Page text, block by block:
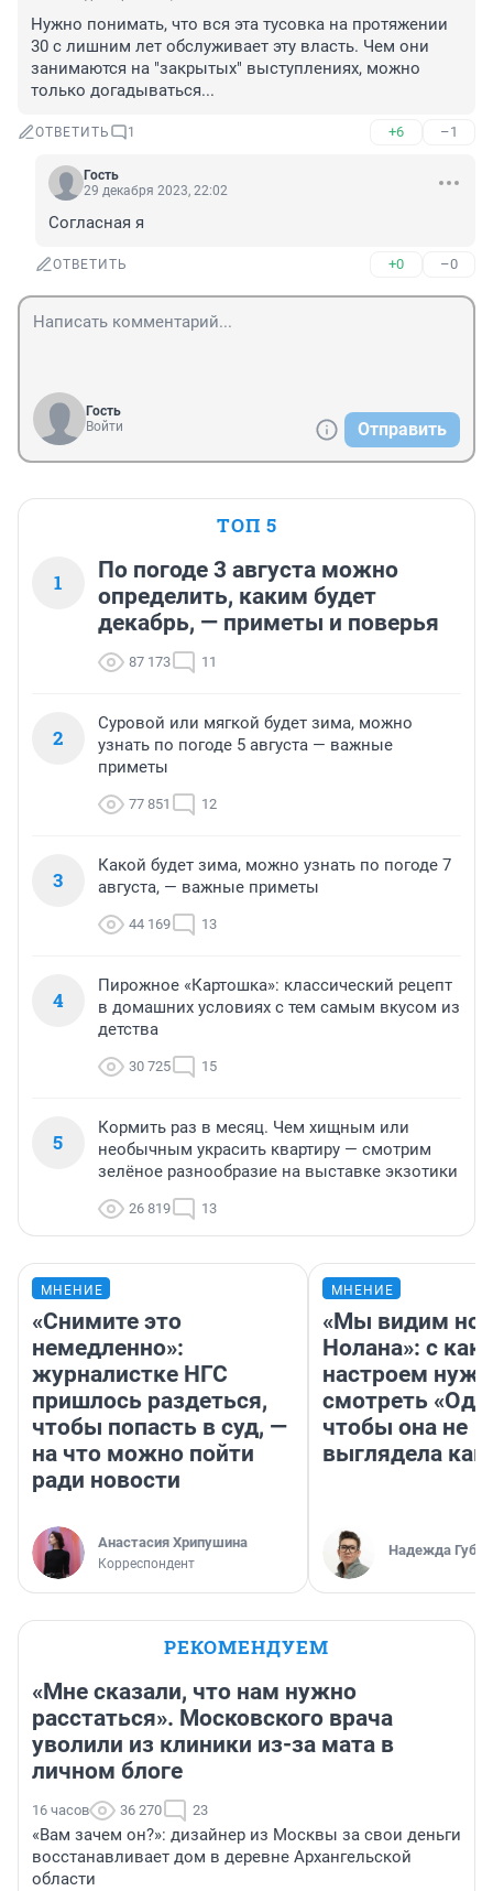
Нужно понимать, что вся эта тусовка на протяжении
30 с лишним лет обслуживает эту власть. Чем они
занимаются на "закрытых" выступлениях, можно
только догадываться...
ОТВЕТИТЬ 1 +6 –1
Гость
29 декабря 2023, 22:02
Согласная я
ОТВЕТИТЬ +0 –0
Гость
Войти
Отправить
ТОП 5
1
По погоде 3 августа можно
определить, каким будет
декабрь, — приметы и поверья
87 173 11
2
Суровой или мягкой будет зима, можно
узнать по погоде 5 августа — важные
приметы
77 851 12
3
Какой будет зима, можно узнать по погоде 7
августа, — важные приметы
44 169 13
4
Пирожное «Картошка»: классический рецепт
в домашних условиях с тем самым вкусом из
детства
30 725 15
5
Кормить раз в месяц. Чем хищным или
необычным украсить квартиру — смотрим
зелёное разнообразие на выставке экзотики
26 819 13
МНЕНИЕ
«Снимите это
немедленно»:
журналистке НГС
пришлось раздеться,
чтобы попасть в суд, —
на что можно пойти
ради новости
Анастасия Хрипушина
Корреспондент
МНЕНИЕ
«Мы видим
Нолана»: с
настроем
смотреть
чтобы она не
выглядела как
Надежда
РЕКОМЕНДУЕМ
«Мне сказали, что нам нужно
расстаться». Московского врача
уволили из клиники из-за мата в
личном блоге
16 часов 36 270 23
«Вам зачем он?»: дизайнер из Москвы за свои деньги
восстанавливает дом в деревне Архангельской
области